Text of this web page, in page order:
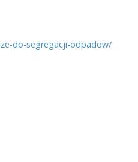
do-segregacji-odpadow/